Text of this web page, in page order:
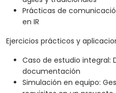
Prácticas de
en IR
Ejercicios prácticos y
Caso de estudio integral:
documentación
Simulación en equipo: